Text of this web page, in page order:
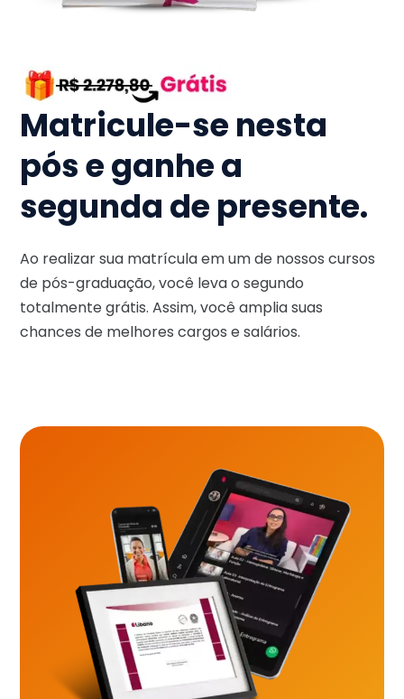
Matricule-se nesta
pós e ganhe a
segunda de presente.
Ao realizar sua matrícula em um de nossos cursos
de pós-graduação, você leva o segundo
totalmente grátis. Assim, você amplia suas
chances de melhores cargos e salários.